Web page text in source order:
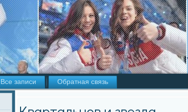
Все записи
Обратная связь